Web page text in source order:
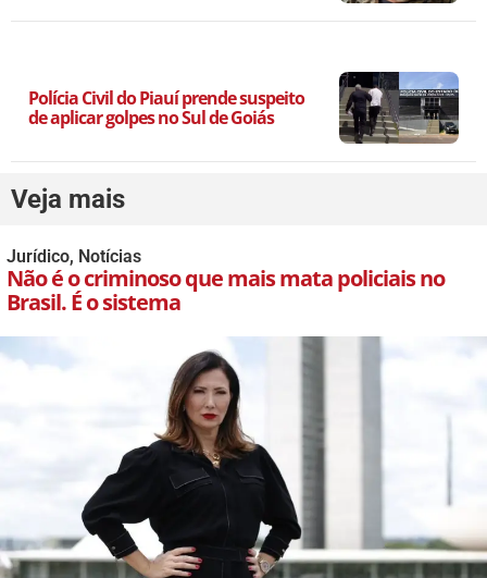
Polícia Civil do Piauí prende suspeito
de aplicar golpes no Sul de Goiás
Veja mais
Jurídico, Notícias
Não é o criminoso que mais mata policiais no
Brasil. É o sistema